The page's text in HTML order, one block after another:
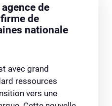
agence de
de
nationale
avec grand
ressources
vers une